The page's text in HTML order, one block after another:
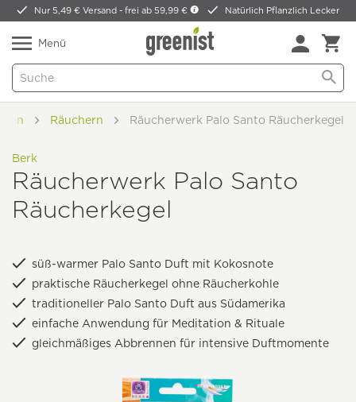
Nur 5,49 € Versand -frei ab 59,99 € Natürlich Pflanzlich Lecker
Menü
Räuchern Räucherwerk Palo Santo Räucherkegel
Berk
Räucherwerk Palo Santo
Räucherkegel
süß-warmer Palo Santo Duft mit Kokosnote
praktische Räucherkegel ohne Räucherkohle
traditioneller Palo Santo Duft aus Südamerika
einfache Anwendung für Meditation & Rituale
gleichmäßiges Abbrennen für intensive Duftmomente